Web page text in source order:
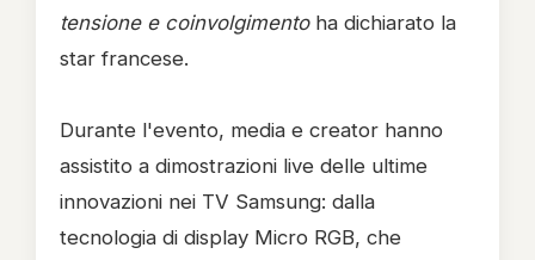
tensione e coinvolgimentoha dichiarato la
star francese.
Durante l'evento, media e creator hanno
assistito a dimostrazioni live delle ultime
innovazioni nei TV Samsung: dalla
tecnologia di display Micro RGB, che